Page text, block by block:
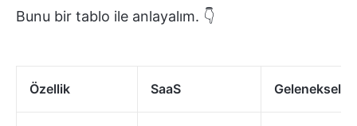
Bunu bir tablo ile anlayalım. 👇
Özellik SaaS Geleneksel